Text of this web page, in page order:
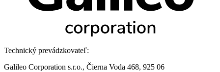
Technický prevádzkovateľ:
Galileo Corporation s.r.o., Čierna Voda 468, 925 06